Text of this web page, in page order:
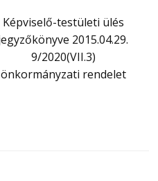
Képviselő-testületi ülés
2015.04.29.
9/2020(VII.3)
önkormányzati rendelet